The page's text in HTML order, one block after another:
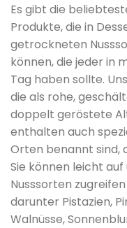
Es gibt die
Produkte, die in
getrockneten
können, die jeder in
Tag haben sollte.
die als rohe,
doppelt geröstete
enthalten auch
Orten benannt sind,
Sie können leicht
Nusssorten
darunter Pistazien,
Walnüsse,